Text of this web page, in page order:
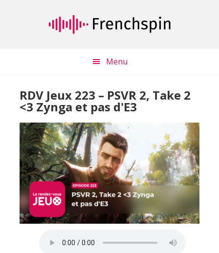
Menu
RDV Jeux 223 – PSVR 2, Take 2
<3 Zynga et pas d'E3